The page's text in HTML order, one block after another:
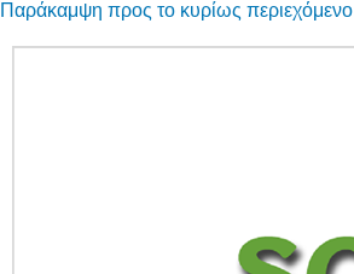
Παράκαμψη προς το κυρίως περιεχόμενο